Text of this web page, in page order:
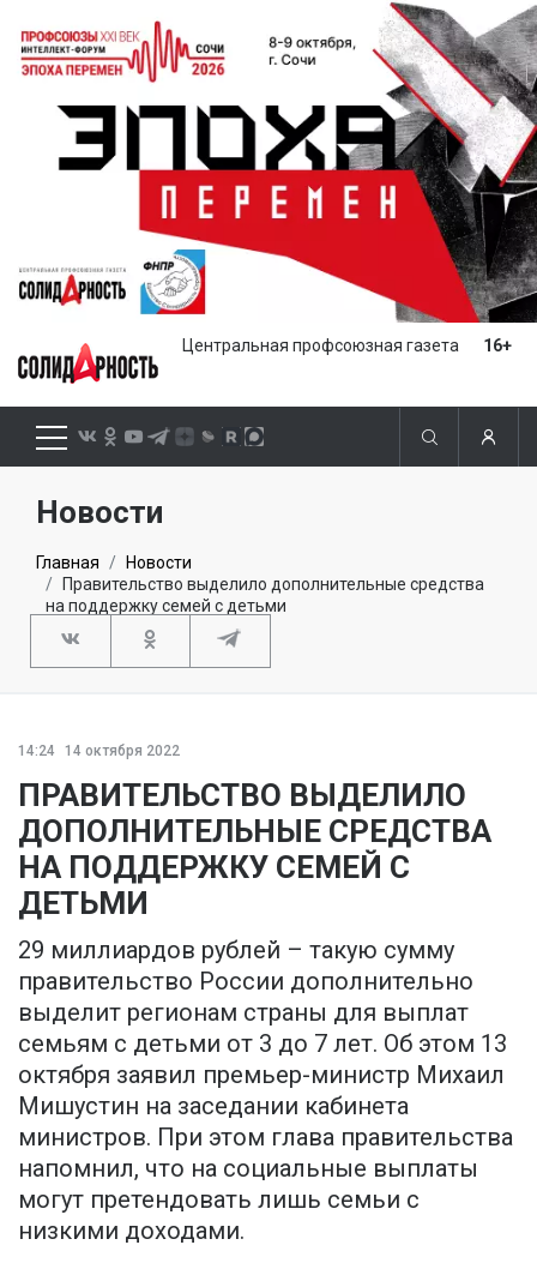
Центральная профсоюзная газета 16+
Новости
Главная
Новости
Правительство выделило дополнительные средства
на поддержку семей с детьми
14:24 14 октября 2022
ПРАВИТЕЛЬСТВО ВЫДЕЛИЛО
ДОПОЛНИТЕЛЬНЫЕ СРЕДСТВА
НА ПОДДЕРЖКУ СЕМЕЙ С
ДЕТЬМИ
29 миллиардов рублей – такую сумму
правительство России дополнительно
выделит регионам страны для выплат
семьям с детьми от 3 до 7 лет. Об этом 13
октября заявил премьер-министр Михаил
Мишустин на заседании кабинета
министров. При этом глава правительства
напомнил, что на социальные выплаты
могут претендовать лишь семьи с
низкими доходами.